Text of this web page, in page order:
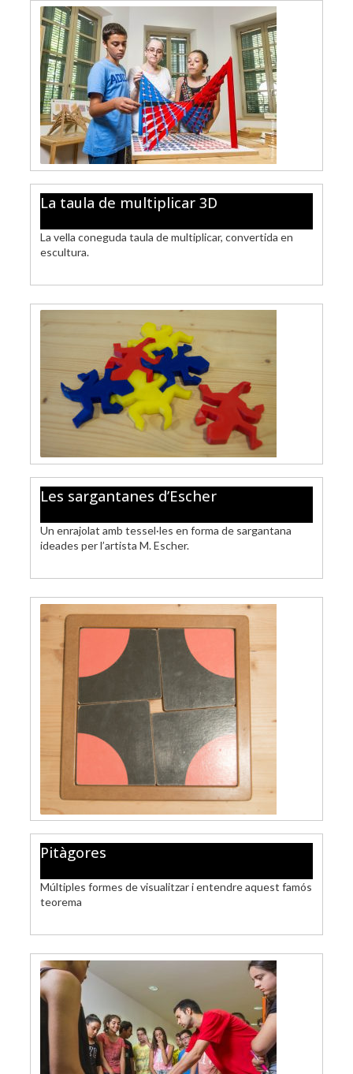
La taula de multiplicar 3D
La vella coneguda taula de multiplicar, convertida en
escultura.
Les sargantanes d’Escher
Un enrajolat amb tessel·les en forma de sargantana
ideades per l’artista M. Escher.
Pitàgores
Múltiples formes de visualitzar i entendre aquest famós
teorema